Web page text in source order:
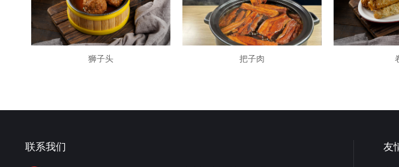
狮子头 把子肉
联系我们 友